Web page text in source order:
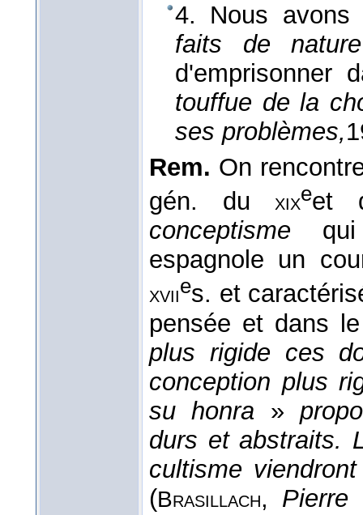
4. Nous avons
faits de nature
d'emprisonner
touffue de la
ses problèmes,
Rem. On
gén. du xixeet
conceptisme qui
espagnole un
xviies. et
pensée et dans
plus rigide ces
conception plus
su honra »
durs et abstraits.
cultisme
(Brasillach,